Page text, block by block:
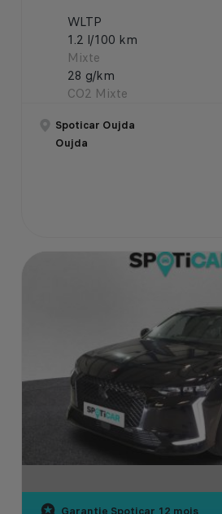
WLTP
1.2 l/100 km
Mixte
28 g/km
CO2 Mixte
Spoticar Oujda
Oujda